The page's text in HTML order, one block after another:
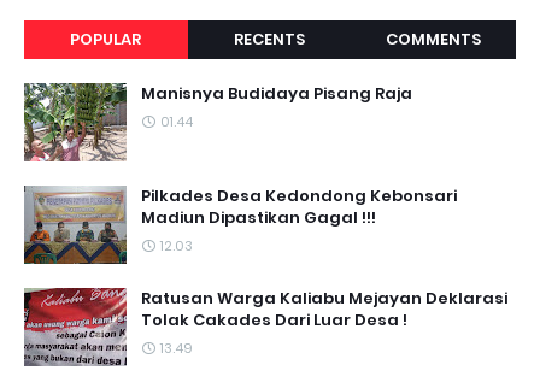
POPULAR RECENTS COMMENTS
Manisnya Budidaya Pisang Raja
01.44
Pilkades Desa Kedondong Kebonsari
Madiun Dipastikan Gagal !!!
12.03
Ratusan Warga Kaliabu Mejayan Deklarasi
Tolak Cakades Dari Luar Desa !
13.49